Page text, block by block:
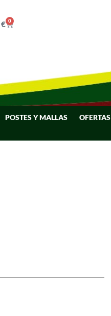
€ 0
POSTES Y MALLAS OFERTAS